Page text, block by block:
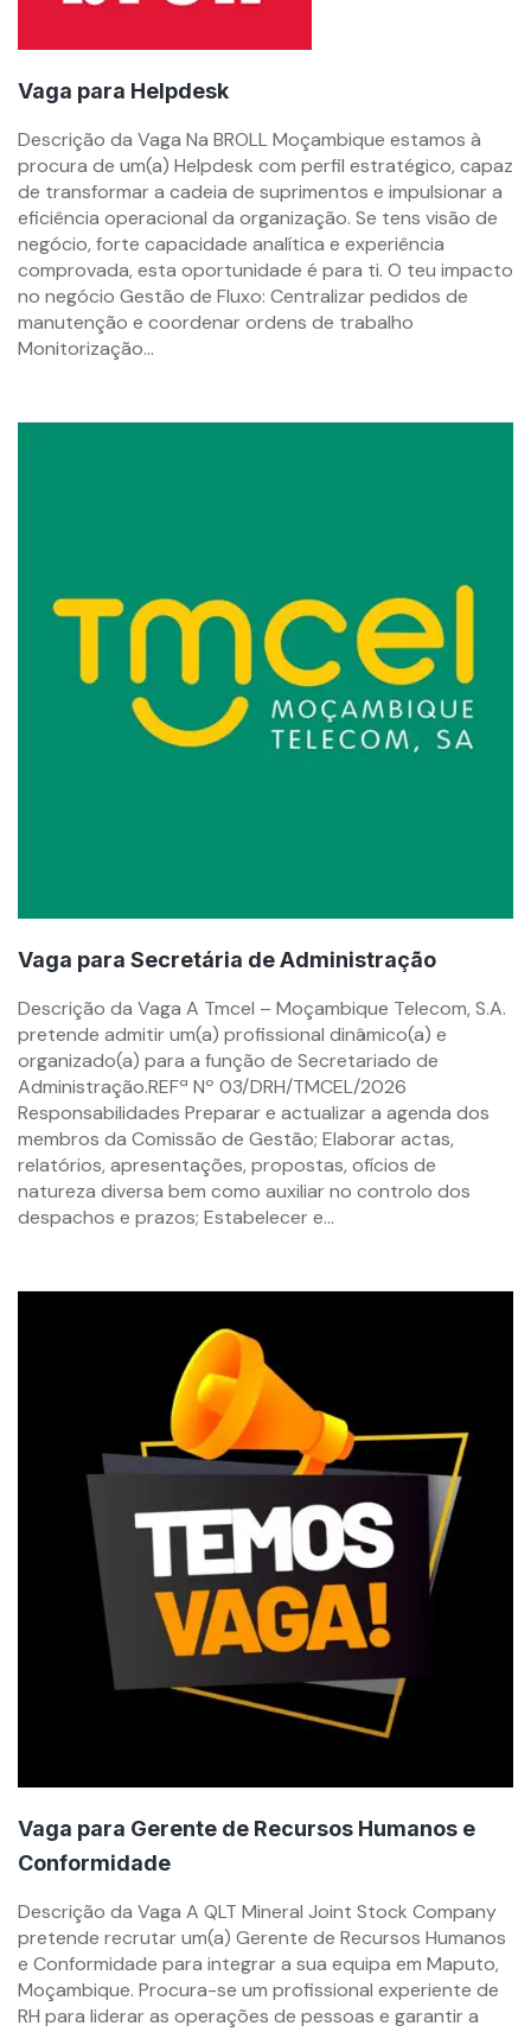
Vaga para Helpdesk
By
mzemprego.com
Descrição da Vaga Na BROLL Moçambique estamos à
procura de um(a) Helpdesk com perfil estratégico, capaz
de transformar a cadeia de suprimentos e impulsionar a
eficiência operacional da organização. Se tens visão de
negócio, forte capacidade analítica e experiência
comprovada, esta oportunidade é para ti. O teu impacto
no negócio Gestão de Fluxo: Centralizar pedidos de
manutenção e coordenar ordens de trabalho
Monitorização...
Vaga para Secretária de Administração
By
mzemprego.com
Descrição da Vaga A Tmcel – Moçambique Telecom, S.A.
pretende admitir um(a) profissional dinâmico(a) e
organizado(a) para a função de Secretariado de
Administração.REFª Nº 03/DRH/TMCEL/2026
Responsabilidades Preparar e actualizar a agenda dos
membros da Comissão de Gestão; Elaborar actas,
relatórios, apresentações, propostas, ofícios de
natureza diversa bem como auxiliar no controlo dos
despachos e prazos; Estabelecer e...
Vaga para Gerente de Recursos Humanos e
Conformidade
By
mzemprego.com
Descrição da Vaga A QLT Mineral Joint Stock Company
pretende recrutar um(a) Gerente de Recursos Humanos
e Conformidade para integrar a sua equipa em Maputo,
Moçambique. Procura-se um profissional experiente de
RH para liderar as operações de pessoas e garantir a